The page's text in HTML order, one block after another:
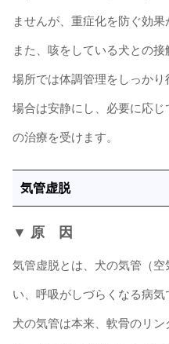
ませんが、重症化を防ぐ効果
また、咳をしている犬との
場所では体調管理をしっか
場合は安静にし、必要に応
の治療を受けます。
気管虚脱
▼ 原 因
気管虚脱とは、犬の気管（
い、呼吸がしづらくなる病気
犬の気管は本来、軟骨のリ